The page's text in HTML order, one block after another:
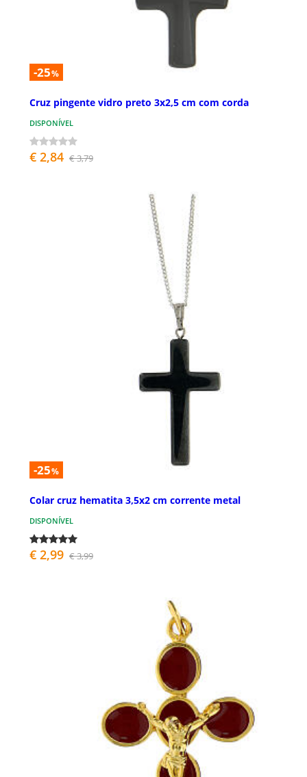
-25%
Cruz pingente vidro preto 3x2,5 cm com corda
DISPONÍVEL
€ 2,84 € 3,79
-25%
Colar cruz hematita 3,5x2 cm corrente metal
DISPONÍVEL
€ 2,99 € 3,99